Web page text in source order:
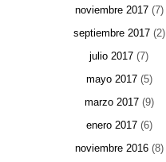
noviembre 2017(7)
septiembre 2017(2)
julio 2017 (7)
mayo 2017(5)
marzo 2017(9)
enero 2017(6)
noviembre 2016(8)